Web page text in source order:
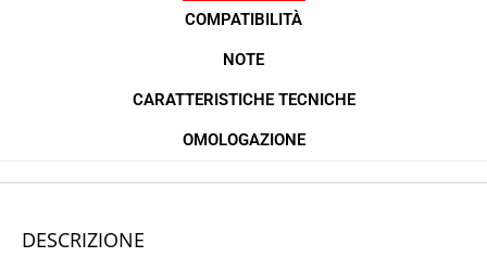
COMPATIBILITÀ
NOTE
CARATTERISTICHE TECNICHE
OMOLOGAZIONE
DESCRIZIONE